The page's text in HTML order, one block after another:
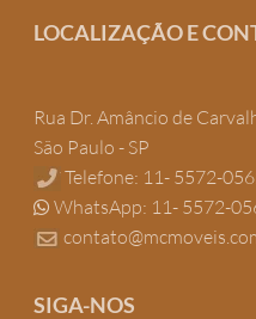
LOCALIZAÇÃO E
Rua Dr. Amâncio de
São Paulo - SP
Telefone: 11- 5572-
WhatsApp: 11- 5572-
SIGA-NOS